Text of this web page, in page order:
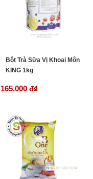
Bột Trà Sữa Vị Khoai Môn
KING 1kg
165,000 đ₫